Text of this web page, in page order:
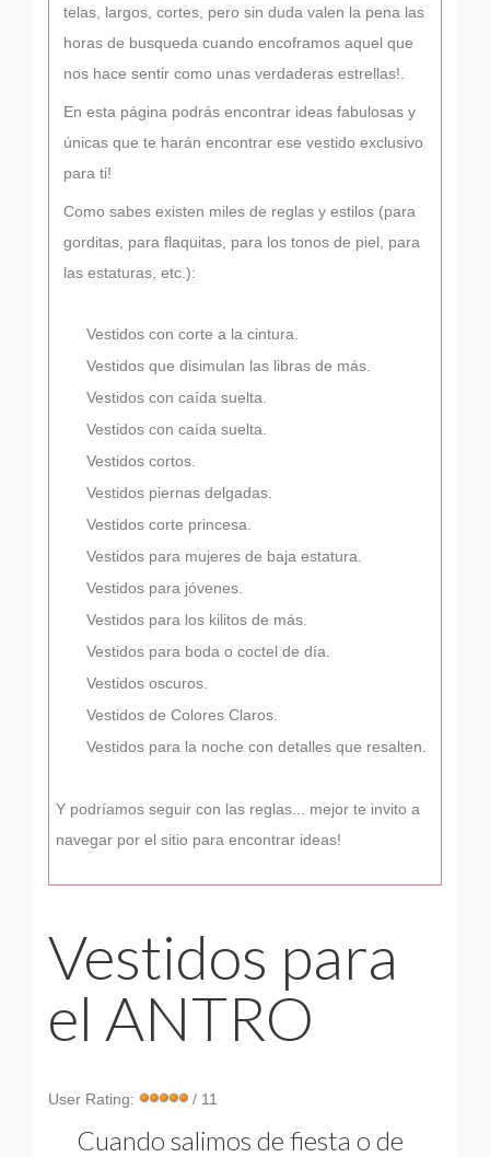
telas, largos, cortes, pero sin duda valen la pena las
horas de busqueda cuando encoframos aquel que
nos hace sentir como unas verdaderas estrellas!.
En esta página podrás encontrar ideas fabulosas y
únicas que te harán encontrar ese vestido exclusivo
para ti!
Como sabes existen miles de reglas y estilos (para
gorditas, para flaquitas, para los tonos de piel, para
las estaturas, etc.):
Vestidos con corte a la cintura.
Vestidos que disimulan las libras de más.
Vestidos con caída suelta.
Vestidos con caída suelta.
Vestidos cortos.
Vestidos piernas delgadas.
Vestidos corte princesa.
Vestidos para mujeres de baja estatura.
Vestidos para jóvenes.
Vestidos para los kilitos de más.
Vestidos para boda o coctel de día.
Vestidos oscuros.
Vestidos de Colores Claros.
Vestidos para la noche con detalles que resalten.
Y podríamos seguir con las reglas... mejor te invito a
navegar por el sitio para encontrar ideas!
Vestidos para
el ANTRO
User Rating: / 11
Cuando salimos de fiesta o de